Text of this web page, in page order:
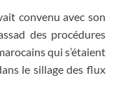
convenu avec son
des procédures
qui s’étaient
le sillage des flux